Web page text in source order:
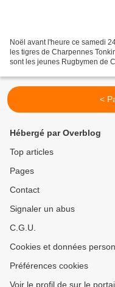
Noël avant l'heure ce samedi
les tigres de Charpennes
sont les jeunes Rugbymen de
<
Hébergé par Overblog
Top articles
Pages
Contact
Signaler un abus
C.G.U.
Cookies et données
Préférences cookies
Voir le profil de sur le